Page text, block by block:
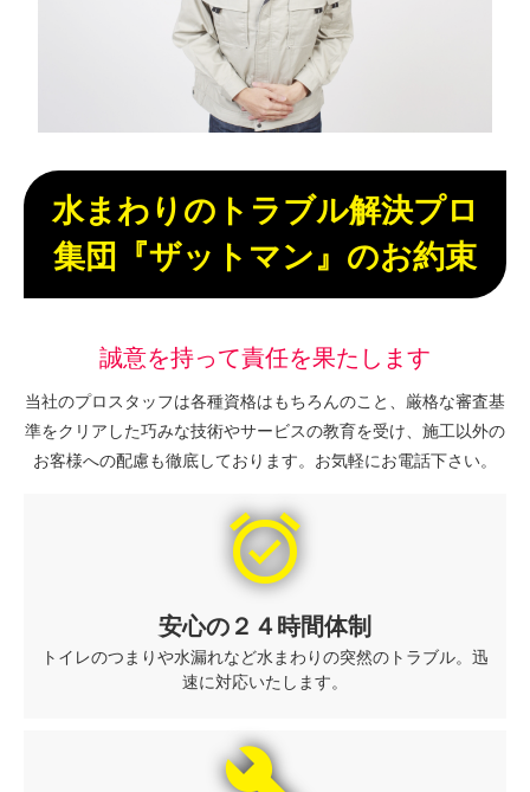
水まわりのトラブル解決プロ
集団『ザットマン』のお約束
誠意を持って責任を果たします
当社のプロスタッフは各種資格はもちろんのこと、厳格な審査基
準をクリアした巧みな技術やサービスの教育を受け、施工以外の
お客様への配慮も徹底しております。お気軽にお電話下さい。
alarm_on
安心の２４時間体制
トイレのつまりや水漏れなど水まわりの突然のトラブル。迅
速に対応いたします。